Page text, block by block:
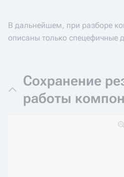
В дальнейшем, при разборе
описаны только спецефичные
Сохранение
работы